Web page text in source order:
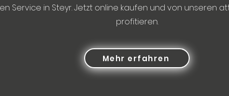
Service in Steyr. Jetzt online kaufen und von unseren
profitieren.
Mehr erfahren